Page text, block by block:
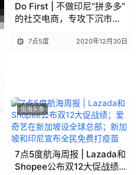
Do First | 不做印尼“拼多多”
的社交电商，专攻下沉市场
7点5度 2020年12月30日
出海头条
7点5度航海周报 | Lazada和
Shopee公布双12大促战绩；